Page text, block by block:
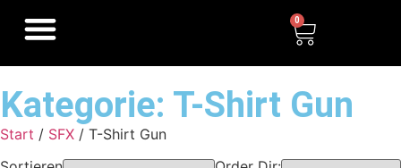
0
Kategorie: T-Shirt Gun
Start / SFX / T-Shirt Gun